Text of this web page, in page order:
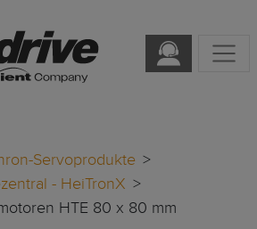
Servoprodukte
- HeiTronX
HTE 80 x 80 mm